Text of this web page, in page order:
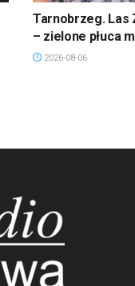
Tarnobrzeg. Las
– zielone płuca
2026-08-06